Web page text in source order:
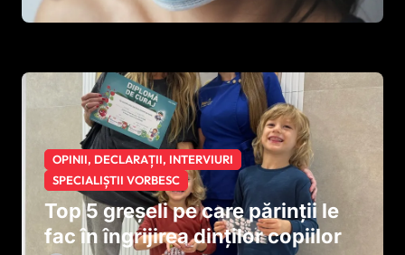
vârstnici. Nu este „botniță”, este
OPINII, DECLARAȚII, INTERVIURI
SPECIALIȘTII VORBESC
Top 5 greșeli pe care părinții le
fac în îngrijirea dinților copiilor